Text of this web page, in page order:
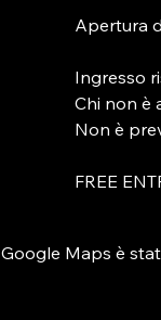
Apertura
Ingresso
Chi non è
Non è
FREE
Google Maps è